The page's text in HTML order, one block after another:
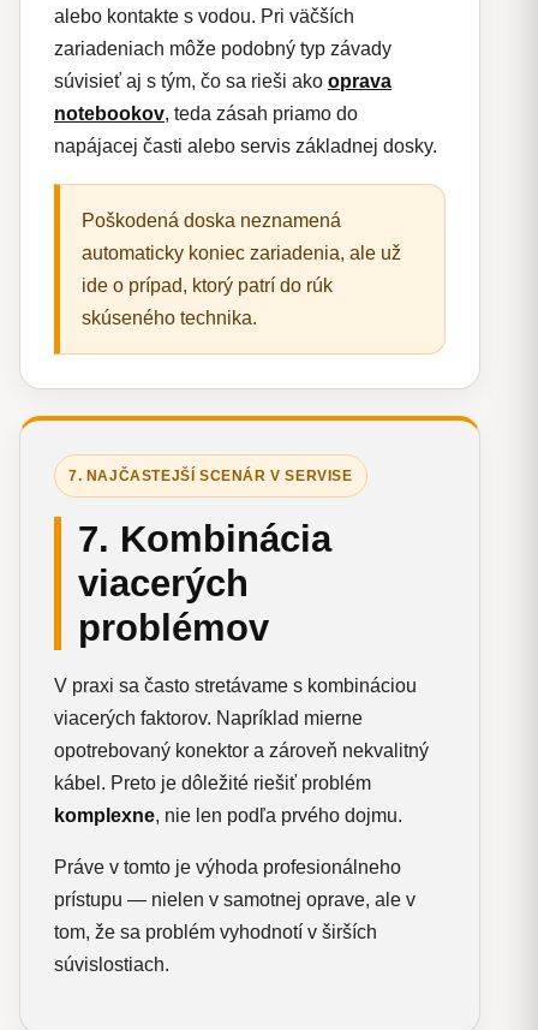
alebo kontakte s vodou. Pri väčších
zariadeniach môže podobný typ závady
súvisieť aj s tým, čo sa rieši ako oprava
notebookov, teda zásah priamo do
napájacej časti alebo servis základnej dosky.
Poškodená doska neznamená
automaticky koniec zariadenia, ale už
ide o prípad, ktorý patrí do rúk
skúseného technika.
7. NAJČASTEJŠÍ SCENÁR V SERVISE
7. Kombinácia
viacerých
problémov
V praxi sa často stretávame s kombináciou
viacerých faktorov. Napríklad mierne
opotrebovaný konektor a zároveň nekvalitný
kábel. Preto je dôležité riešiť problém
komplexne, nie len podľa prvého dojmu.
Práve v tomto je výhoda profesionálneho
prístupu — nielen v samotnej oprave, ale v
tom, že sa problém vyhodnotí v širších
súvislostiach.